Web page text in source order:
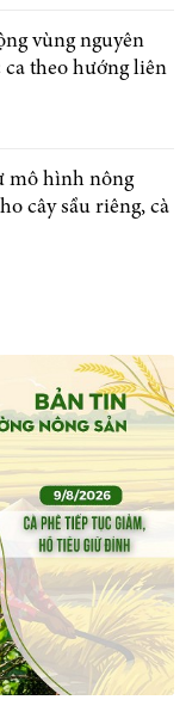
vùng nguyên
ca theo hướng liên
mô hình nông
cây sầu riêng, cà